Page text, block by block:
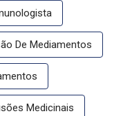
De Mediamentos
Medicinais